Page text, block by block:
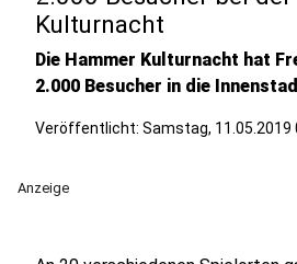
Kulturnacht
Die Hammer Kulturnacht hat
2.000 Besucher in die
Veröffentlicht: Samstag, 11.05.2019
Anzeige